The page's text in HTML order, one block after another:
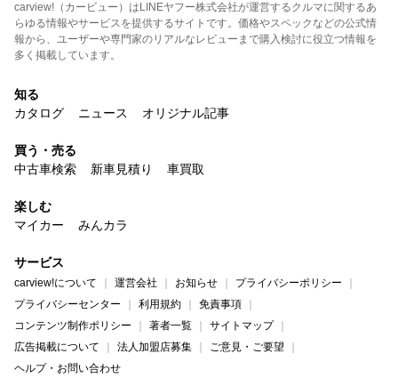
carview!（カービュー）はLINEヤフー株式会社が運営するクルマに関するあ
らゆる情報やサービスを提供するサイトです。価格やスペックなどの公式情
報から、ユーザーや専門家のリアルなレビューまで購入検討に役立つ情報を
多く掲載しています。
知る
カタログ
ニュース オリジナル記事
買う・売る
中古車検索
新車見積り 車買取
楽しむ
マイカー
みんカラ
サービス
carview!について 運営会社 お知らせ
プライバシーポリシー
プライバシーセンター
利用規約
免責事項
コンテンツ制作ポリシー
著者一覧
サイトマップ
広告掲載について
法人加盟店募集
ご意見・ご要望
ヘルプ・お問い合わせ